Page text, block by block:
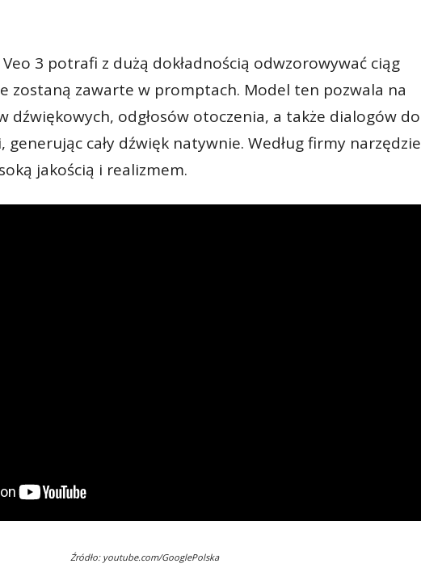
Veo 3 potrafi z dużą dokładnością odwzorowywać ciąg
zostaną zawarte w promptach. Model ten pozwala na
dźwiękowych, odgłosów otoczenia, a także dialogów do
cały dźwięk natywnie. Według firmy narzędzie
jakością i realizmem.
Źródło: youtube.com/GooglePolska